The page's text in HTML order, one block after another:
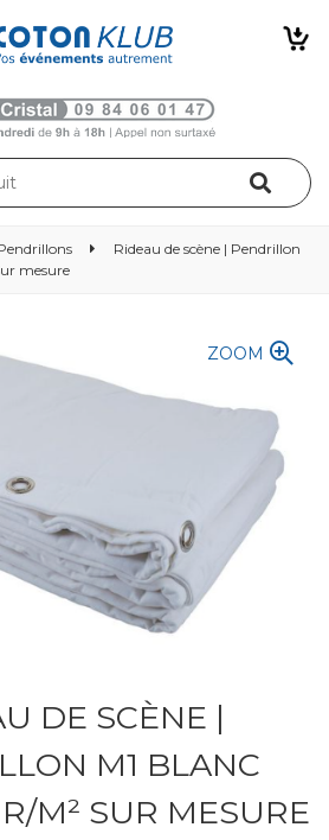
Rideau de scène | Pendrillon
mesure
ZOOM
DE SCÈNE |
M1 BLANC
M² SUR MESURE